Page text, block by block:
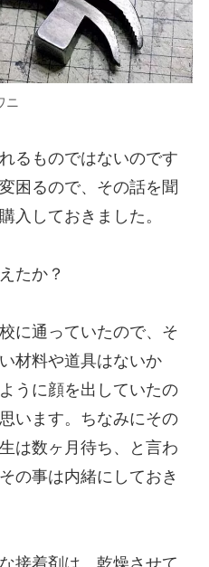
ニ
るものではないのです
困るので、その話を聞
入しておきました。
たか？
に通っていたので、そ
材料や道具はないか
うに顔を出していたの
います。ちなみにその
は数ヶ月待ち、と言わ
の事は内緒にしておき
接着剤は、乾燥させて